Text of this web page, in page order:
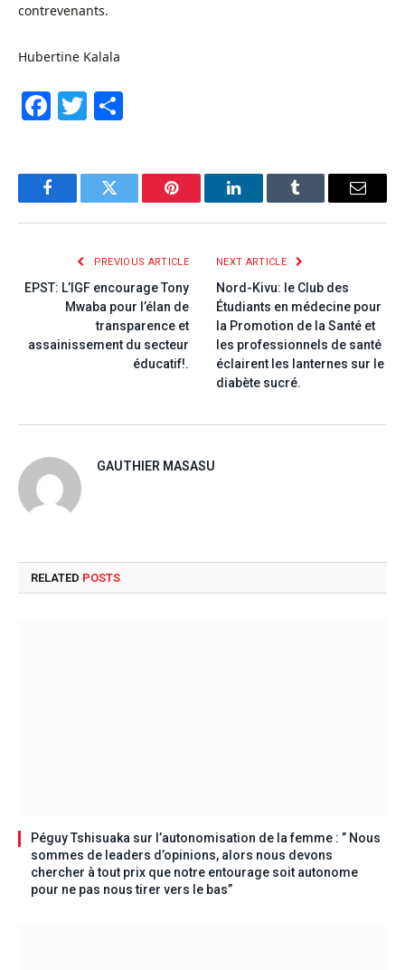
contrevenants.
Hubertine Kalala
Facebook
Twitter
FacebookTwitter Pinterest LinkedInTumblr Email
PREVIOUS ARTICLE
EPST: L’IGF encourage Tony
Mwaba pour l’élan de
transparence et
assainissement du secteur
éducatif!.
NEXT ARTICLE
Nord-Kivu: le Club des
Étudiants en médecine pour
la Promotion de la Santé et
les professionnels de santé
éclairent les lanternes sur le
diabète sucré.
GAUTHIER MASASU
RELATED POSTS
Péguy Tshisuaka sur l’autonomisation de la femme : ” Nous
sommes de leaders d’opinions, alors nous devons
chercher à tout prix que notre entourage soit autonome
pour ne pas nous tirer vers le bas”